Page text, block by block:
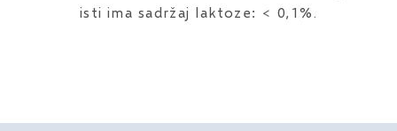
isti ima sadržaj laktoze: < 0,1%.